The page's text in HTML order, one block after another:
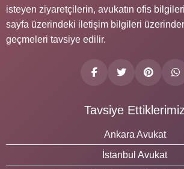
isteyen ziyaretçilerin, avukatın ofis
sayfa üzerindeki iletişim bilgileri
geçmeleri tavsiye edilir.
Tavsiye Ettiklerimiz
Ankara Avukat
İstanbul Avukat